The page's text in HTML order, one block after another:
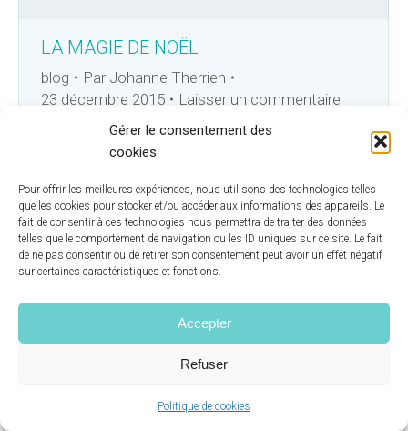
Gérer le consentement des
cookies
Pour offrir les meilleures expériences, nous utilisons des technologies telles
que les cookies pour stocker et/ou accéder aux informations des appareils. Le
fait de consentir à ces technologies nous permettra de traiter des données
telles que le comportement de navigation ou les ID uniques sur ce site. Le fait
de ne pas consentir ou de retirer son consentement peut avoir un effet négatif
sur certaines caractéristiques et fonctions.
Accepter
Refuser
Politique de cookies
LA MAGIE DE NOËL
blog Par Johanne Therrien
23 décembre 2015
Laisser un commentaire
Durant cette période de l’année, permettez au
rire, à la joie et à la fête de se glisser dans votre
autres. Une expression bien connue dit: «Il est
plus important de donner que de recevoir.» Dans
ce même ordre d’idée, j’aimerais vous partager
une merveilleuse publicité que…
© École de Tianshi 2014-2026 | Tous droits réservés.